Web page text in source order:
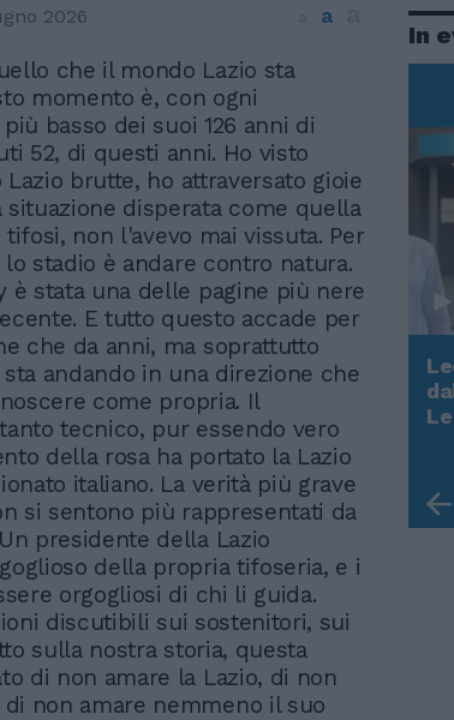
2026 a
che il mondo Lazio sta
momento è, con ogni
basso dei suoi 126 anni di
52, di questi anni. Ho visto
brutte, ho attraversato gioie
situazione disperata come quella
non l'avevo mai vissuta. Per
stadio è andare contro natura.
è stata una delle pagine più nere
E tutto questo accade per
che da anni, ma soprattutto
andando in una direzione che
come propria. Il
tecnico, pur essendo vero
della rosa ha portato la Lazio
italiano. La verità più grave
si sentono più rappresentati da
presidente della Lazio
della propria tifoseria, e i
orgogliosi di chi li guida.
discutibili sui sostenitori, sui
sulla nostra storia, questa
di non amare la Lazio, di non
non amare nemmeno il suo
In
Rudy Giuliani a Come States?
Trump, Meloni e la strategia
americana